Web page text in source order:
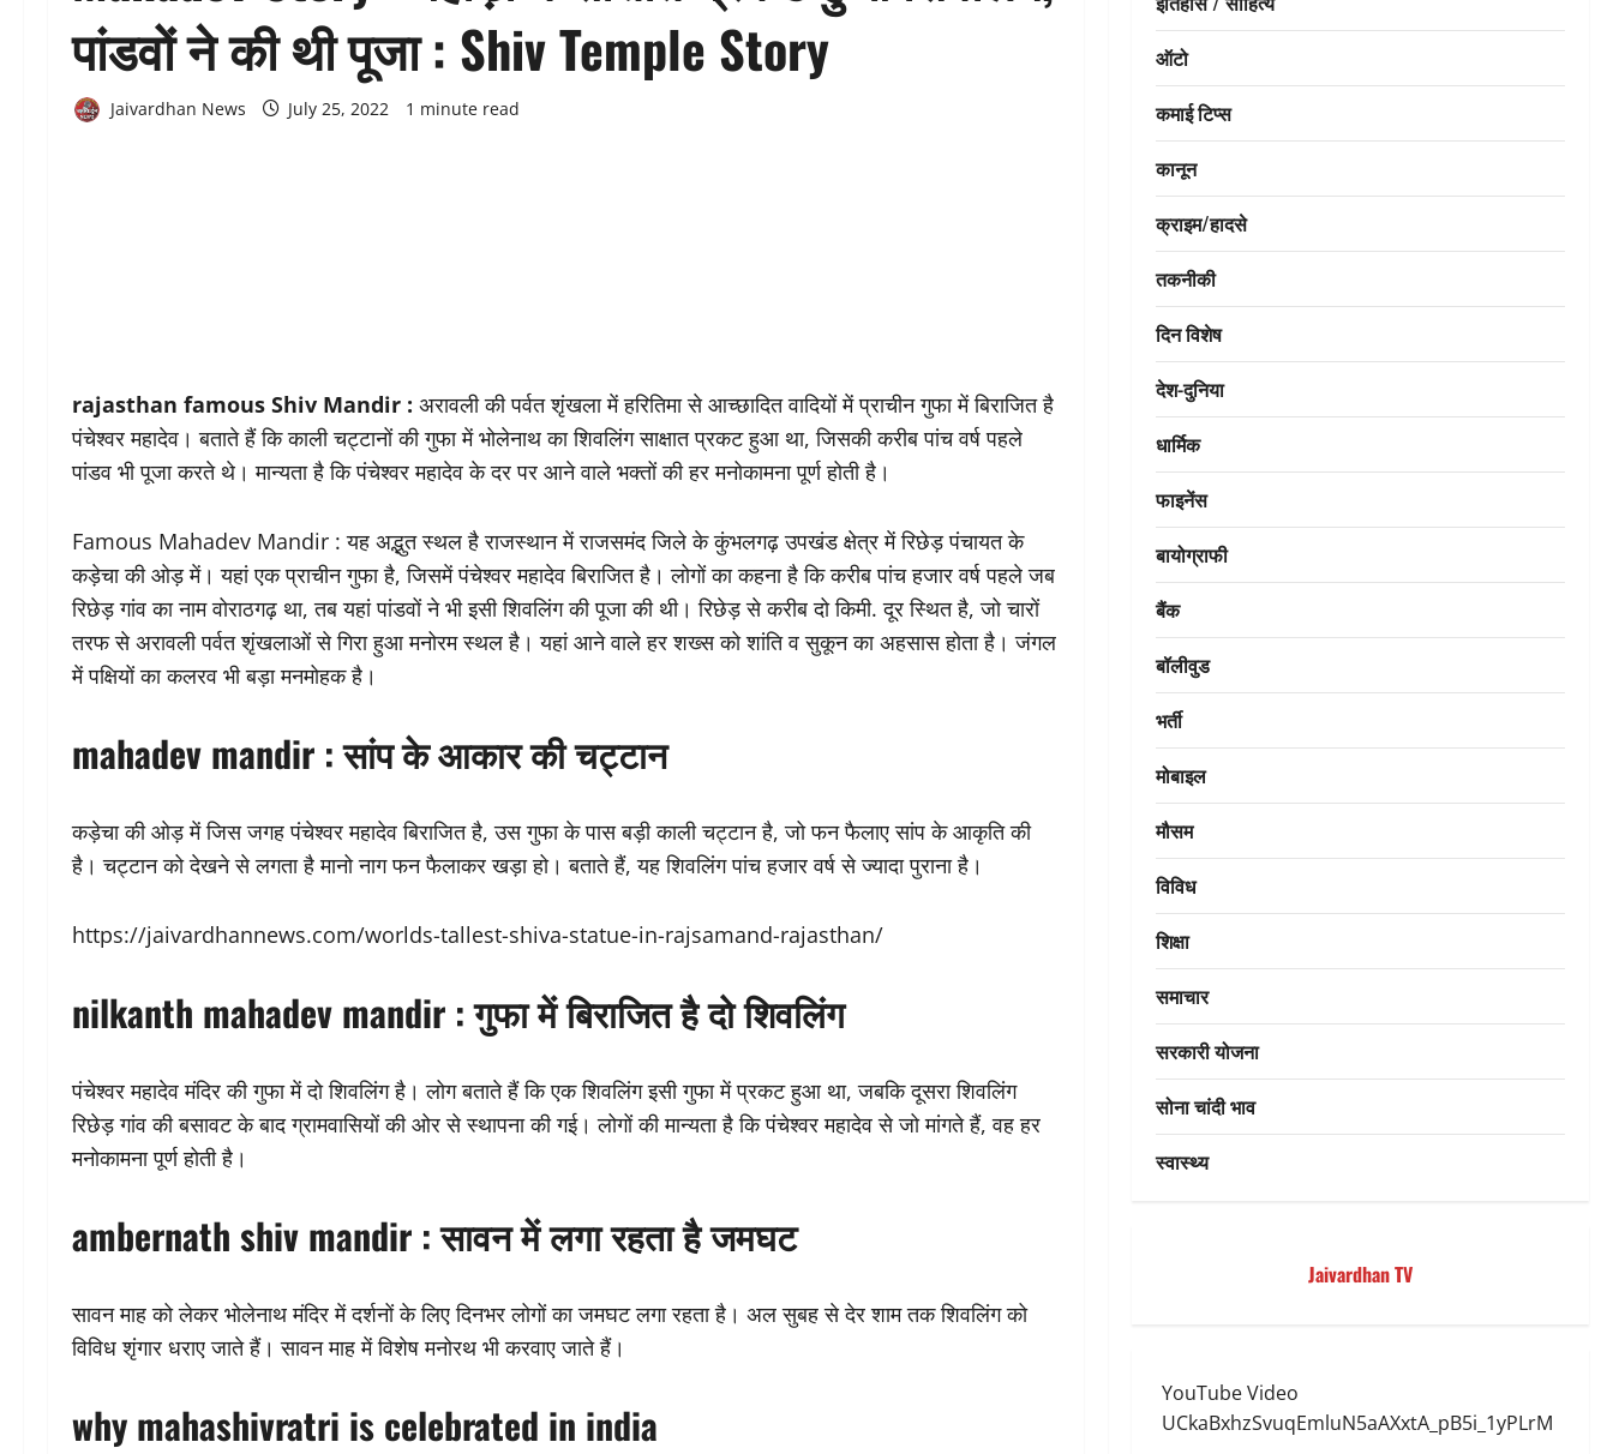
पांडवों ने की थी पूजा : Shiv Temple Story
Jaivardhan News July 25, 2022 1 minute read
rajasthan famous Shiv Mandir : अरावली की पर्वत शृंखला में हरितिमा से आच्छादित वादियों में प्राचीन गुफा में बिराजित है
पंचेश्वर महादेव। बताते हैं कि काली चट्टानों की गुफा में भोलेनाथ का शिवलिंग साक्षात प्रकट हुआ था, जिसकी करीब पांच वर्ष पहले
पांडव भी पूजा करते थे। मान्यता है कि पंचेश्वर महादेव के दर पर आने वाले भक्तों की हर मनोकामना पूर्ण होती है।
Famous Mahadev Mandir : यह अद्भुत स्थल है राजस्थान में राजसमंद जिले के कुंभलगढ़ उपखंड क्षेत्र में रिछेड़ पंचायत के
कड़ेचा की ओड़ में। यहां एक प्राचीन गुफा है, जिसमें पंचेश्वर महादेव बिराजित है। लोगों का कहना है कि करीब पांच हजार वर्ष पहले जब
रिछेड़ गांव का नाम वोराठगढ़ था, तब यहां पांडवों ने भी इसी शिवलिंग की पूजा की थी। रिछेड़ से करीब दो किमी. दूर स्थित है, जो चारों
तरफ से अरावली पर्वत शृंखलाओं से गिरा हुआ मनोरम स्थल है। यहां आने वाले हर शख्स को शांति व सुकून का अहसास होता है। जंगल
में पक्षियों का कलरव भी बड़ा मनमोहक है।
mahadev mandir : सांप के आकार की चट्टान
कड़ेचा की ओड़ में जिस जगह पंचेश्वर महादेव बिराजित है, उस गुफा के पास बड़ी काली चट्टान है, जो फन फैलाए सांप के आकृति की
है। चट्टान को देखने से लगता है मानो नाग फन फैलाकर खड़ा हो। बताते हैं, यह शिवलिंग पांच हजार वर्ष से ज्यादा पुराना है।
https://jaivardhannews.com/worlds-tallest-shiva-statue-in-rajsamand-rajasthan/
nilkanth mahadev mandir : गुफा में बिराजित है दो शिवलिंग
पंचेश्वर महादेव मंदिर की गुफा में दो शिवलिंग है। लोग बताते हैं कि एक शिवलिंग इसी गुफा में प्रकट हुआ था, जबकि दूसरा शिवलिंग
रिछेड़ गांव की बसावट के बाद ग्रामवासियों की ओर से स्थापना की गई। लोगों की मान्यता है कि पंचेश्वर महादेव से जो मांगते हैं, वह हर
मनोकामना पूर्ण होती है।
ambernath shiv mandir : सावन में लगा रहता है जमघट
सावन माह को लेकर भोलेनाथ मंदिर में दर्शनों के लिए दिनभर लोगों का जमघट लगा रहता है। अल सुबह से देर शाम तक शिवलिंग को
विविध शृंगार धराए जाते हैं। सावन माह में विशेष मनोरथ भी करवाए जाते हैं।
why mahashivratri is celebrated in india
ऑटो
कमाई टिप्स
कानून
क्राइम/हादसे
तकनीकी
दिन विशेष
देश-दुनिया
धार्मिक
फाइनेंस
बायोग्राफी
बैंक
बॉलीवुड
भर्ती
मोबाइल
मौसम
विविध
शिक्षा
समाचार
सरकारी योजना
सोना चांदी भाव
स्वास्थ्य
Jaivardhan TV
YouTube Video
UCkaBxhzSvuqEmluN5aAXxtA_pB5i_1yPLrM